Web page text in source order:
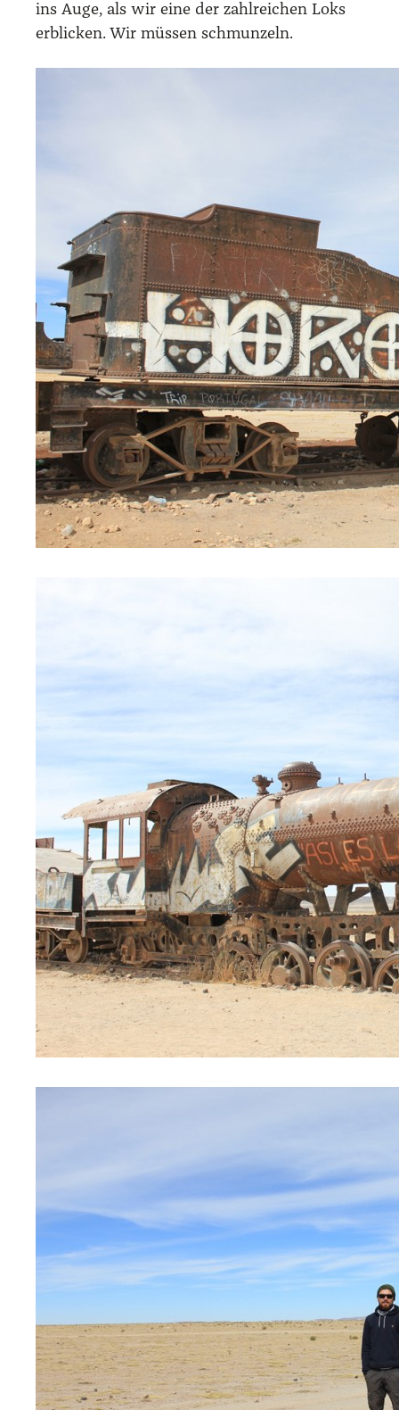
ins Auge, als wir eine der zahl­rei­chen Loks
erbli­cken. Wir müs­sen schmun­zeln.